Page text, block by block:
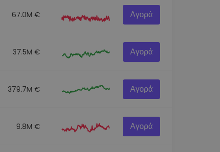
67.0M € Αγορά
37.5M € Αγορά
379.7M € Αγορά
9.8M € Αγορά